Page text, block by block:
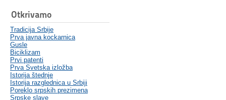
Otkrivamo
Tradicija Srbije
Prva javna kockarnica
Gusle
Biciklizam
Prvi patenti
Prva Svetska izložba
Istorija štednje
Istorija razglednica u Srbiji
Poreklo srpskih prezimena
Srpske slave